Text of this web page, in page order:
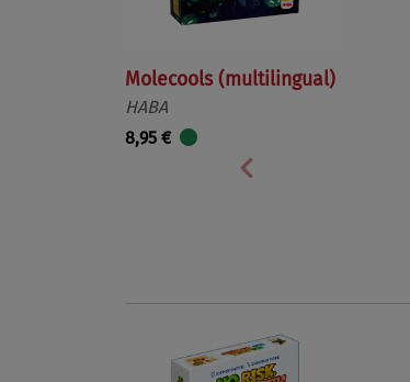
Molecools (multilingual)
HABA
8,95 €
Vorherige